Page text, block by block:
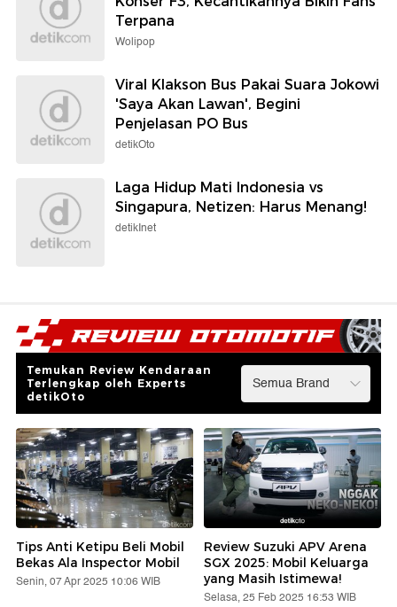
Terpana
Wolipop
Viral Klakson Bus Pakai Suara Jokowi
'Saya Akan Lawan', Begini
Penjelasan PO Bus
detikOto
Laga Hidup Mati Indonesia vs
Singapura, Netizen: Harus Menang!
detikInet
Temukan Review Kendaraan
Terlengkap oleh Experts
detikOto
Tips Anti Ketipu Beli Mobil
Bekas Ala Inspector Mobil
Senin, 07 Apr 2025 10:06 WIB
Review Suzuki APV Arena
SGX 2025: Mobil Keluarga
yang Masih Istimewa!
Selasa, 25 Feb 2025 16:53 WIB